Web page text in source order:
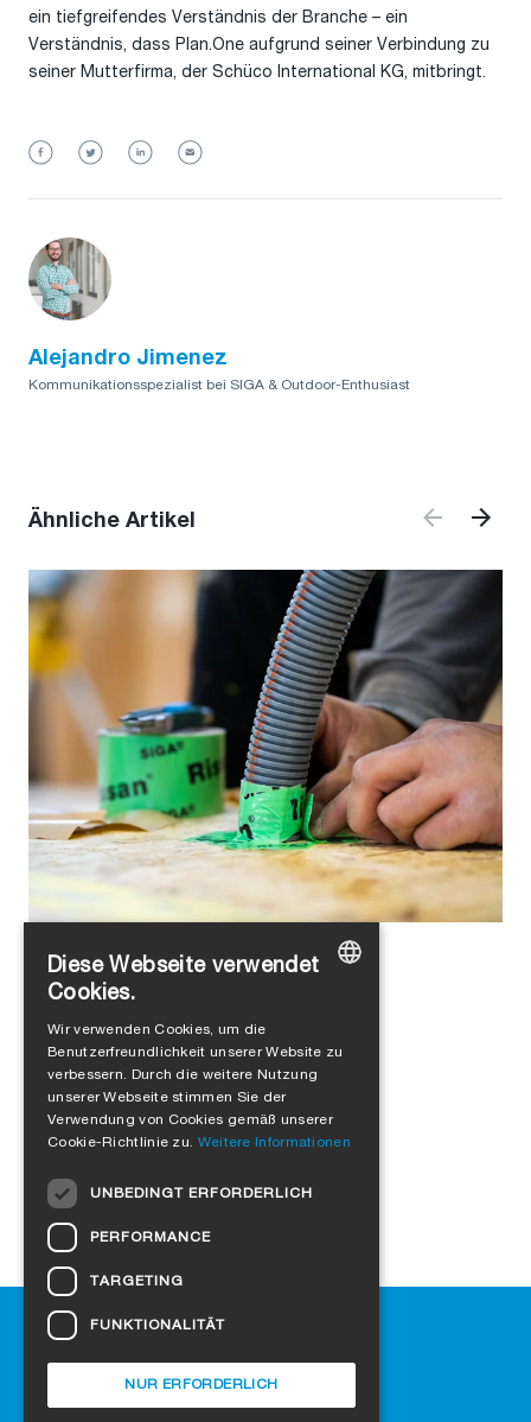
ein tiefgreifendes Verständnis der Branche – ein
Verständnis, dass Plan.One aufgrund seiner Verbindung zu
seiner Mutterfirma, der Schüco International KG, mitbringt.
Alejandro Jimenez
Kommunikationsspezialist bei SIGA & Outdoor-Enthusiast
Ähnliche Artikel
Michelle Stalder in Produkte
Stell dich vor, liebes Rissan!
Hilfe
SIGA-Fachhändler finden
Häufig gestellte Fragen
ENGLISH
FRENCH
DANISH
Diese Webseite verwendet
Cookies.
Wir verwenden Cookies, um die
Benutzerfreundlichkeit unserer Website zu
verbessern. Durch die weitere Nutzung
unserer Webseite stimmen Sie der
Verwendung von Cookies gemäß unserer
Cookie-Richtlinie zu. Weitere Informationen
UNBEDINGT ERFORDERLICH
PERFORMANCE
TARGETING
FUNKTIONALITÄT
NUR ERFORDERLICH